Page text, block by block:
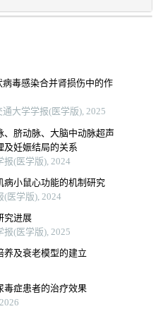
毒感染合并肾损伤中的作
通大学学报(医学版), 2025
脐动脉、大脑中动脉超声
及妊娠结局的关系
报(医学版), 2024
小鼠心功能的机制研究
(医学版), 2024
究进展
报(医学版), 2025
养及衰老模型的建立
毒症患者的治疗效果